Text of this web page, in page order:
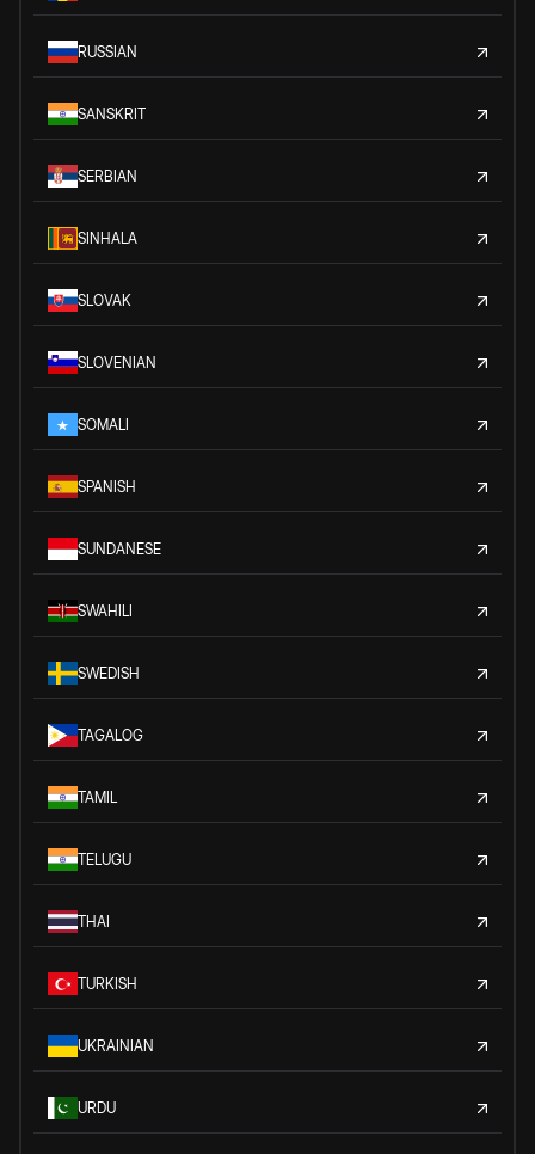
RUSSIAN
SANSKRIT
SERBIAN
SINHALA
SLOVAK
SLOVENIAN
SOMALI
SPANISH
SUNDANESE
SWAHILI
SWEDISH
TAGALOG
TAMIL
TELUGU
THAI
TURKISH
UKRAINIAN
URDU